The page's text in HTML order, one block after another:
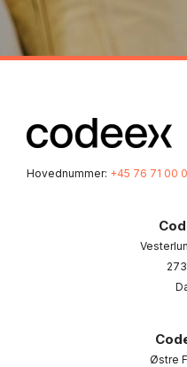
Hovednummer: +45 76 71 00
Østre